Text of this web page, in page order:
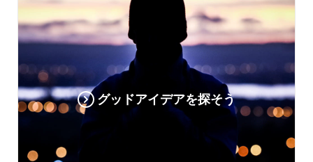
グッドアイデアを探そう